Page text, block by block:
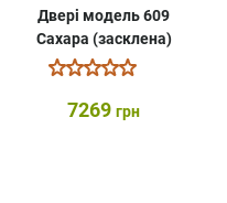
Двері модель 609
Сахара (засклена)
7269 грн